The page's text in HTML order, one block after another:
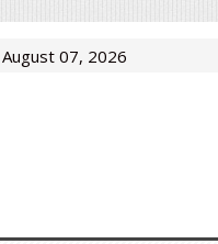
07, 2026